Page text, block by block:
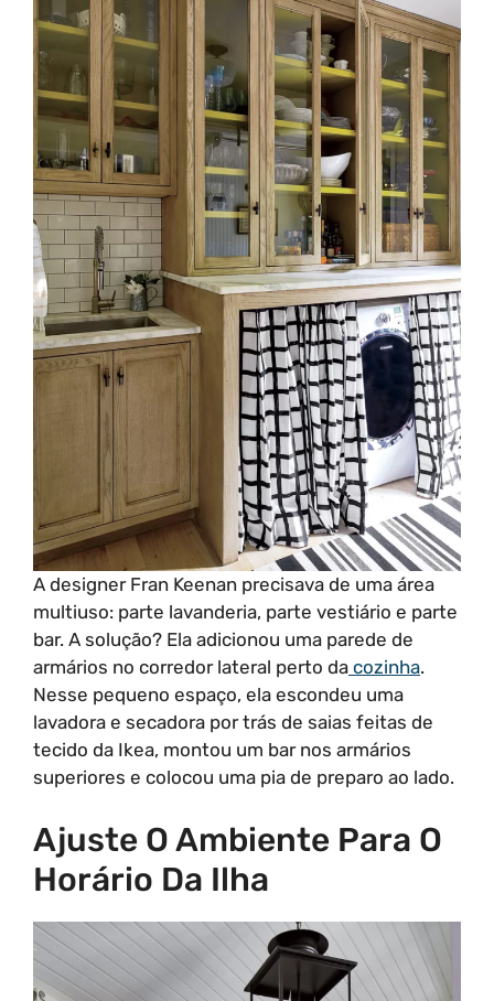
A designer Fran Keenan precisava de uma área
multiuso: parte lavanderia, parte vestiário e parte
bar. A solução? Ela adicionou uma parede de
armários no corredor lateral perto da cozinha.
Nesse pequeno espaço, ela escondeu uma
lavadora e secadora por trás de saias feitas de
tecido da Ikea, montou um bar nos armários
superiores e colocou uma pia de preparo ao lado.
Ajuste O Ambiente Para O
Horário Da Ilha